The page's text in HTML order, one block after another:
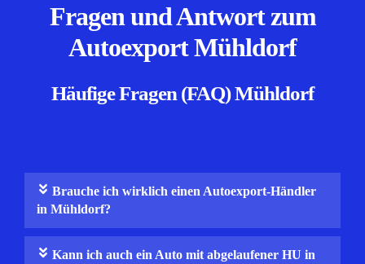
Fragen und Antwort zum
Autoexport Mühldorf
Häufige Fragen (FAQ) Mühldorf
Brauche ich wirklich einen Autoexport-Händler
in Mühldorf?
Kann ich auch ein Auto mit abgelaufener HU in